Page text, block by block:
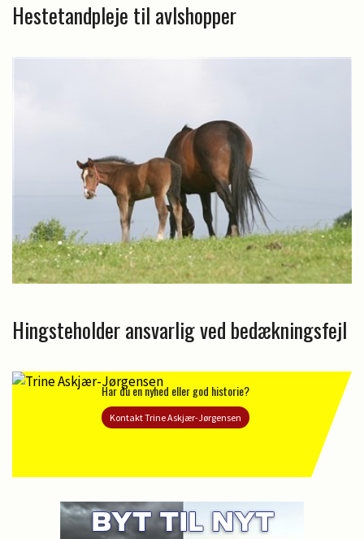
Hestetandpleje til avlshopper
Hingsteholder ansvarlig ved bedækningsfejl
Har du en nyhed eller god historie?
Kontakt Trine Askjær-Jørgensen